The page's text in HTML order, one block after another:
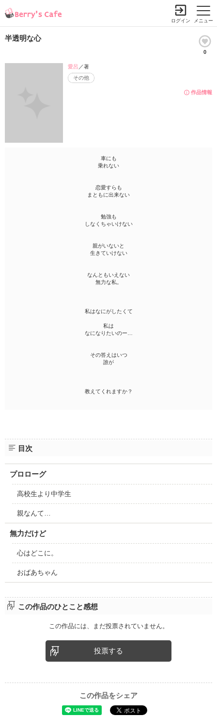
メニュー
ログイン
半透明な心
0
作品情報
その他
愛呂 ／著
車にも
乗れない
恋愛すらも
まともに出来ない
勉強も
しなくちゃいけない
親がいないと
生きていけない
なんともいえない
無力な私。
私はなにがしたくて
私は
なになりたいのー…
その答えはいつ
誰が
教えてくれますか？
目次
プロローグ
高校生より中学生
親なんて…
無力だけど
心はどこに。
おばあちゃん
この作品のひとこと感想
この作品には、まだ投票されていません。
投票する
この作品をシェア